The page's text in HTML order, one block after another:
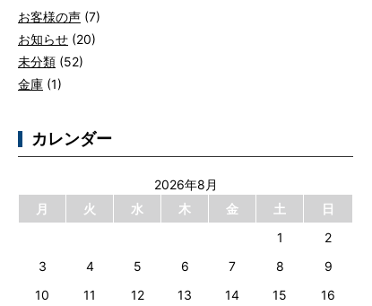
お客様の声 (7)
お知らせ (20)
未分類 (52)
金庫 (1)
カレンダー
2026年8月
月
火 水 木 金 土 日
1
2
3
4 5 6 7 8
9
10
11 12 13 14 15
16